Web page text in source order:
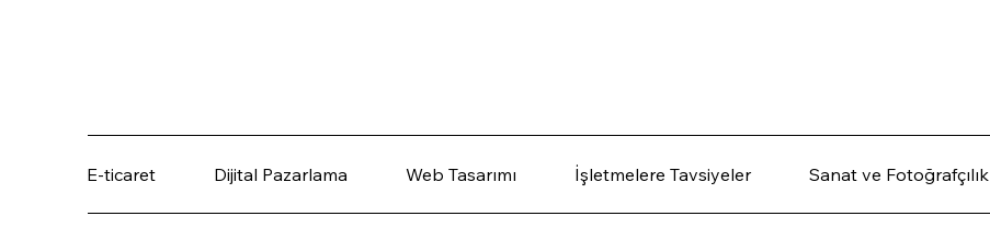
E-ticaret Dijital Pazarlama Web Tasarımı İşletmelere Tavsiyeler Sanat ve Fotoğrafçılık